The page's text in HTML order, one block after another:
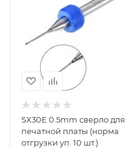
SX30E 0.5mm сверло для
печатной платы (норма
отгрузки уп. 10 шт.)